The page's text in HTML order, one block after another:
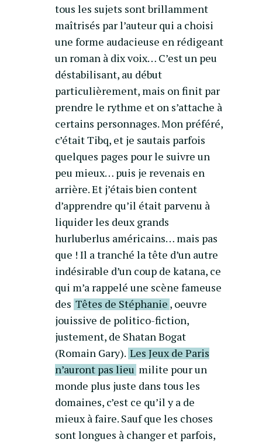
tous les sujets sont brillamment
maîtrisés par l’auteur qui a choisi
une forme audacieuse en rédigeant
un roman à dix voix… C’est un peu
déstabilisant, au début
particulièrement, mais on finit par
prendre le rythme et on s’attache à
certains personnages. Mon préféré,
c’était Tibq, et je sautais parfois
quelques pages pour le suivre un
peu mieux… puis je revenais en
arrière. Et j’étais bien content
d’apprendre qu’il était parvenu à
liquider les deux grands
hurluberlus américains… mais pas
que ! Il a tranché la tête d’un autre
indésirable d’un coup de katana, ce
qui m’a rappelé une scène fameuse
des Têtes de Stéphanie , oeuvre
jouissive de politico-fiction,
justement, de Shatan Bogat
(Romain Gary). Les Jeux de Paris
n’auront pas lieu milite pour un
monde plus juste dans tous les
domaines, c’est ce qu’il y a de
mieux à faire. Sauf que les choses
sont longues à changer et parfois,